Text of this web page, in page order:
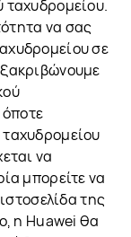
ταχυδρομείου.
να σας
σε
να
μπορείτε να
της
η Huawei θα